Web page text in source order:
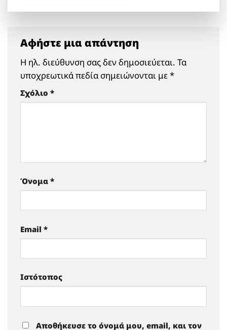
Αφήστε μια απάντηση
Η ηλ. διεύθυνση σας δεν δημοσιεύεται. Τα
υποχρεωτικά πεδία σημειώνονται με*
Σχόλιο *
Όνομα *
Email *
Ιστότοπος
Αποθήκευσε το όνομά μου, email, και τον